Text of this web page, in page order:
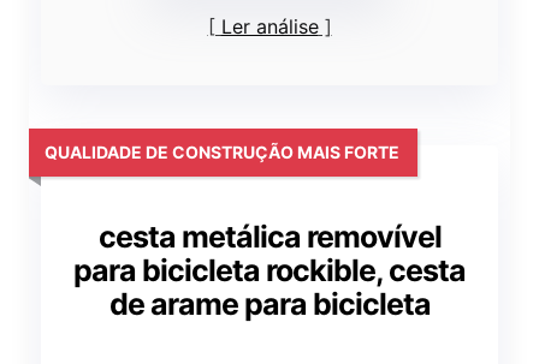
Ler análise
cesta metálica removível
para bicicleta rockible, cesta
de arame para bicicleta
QUALIDADE DE CONSTRUÇÃO MAIS FORTE